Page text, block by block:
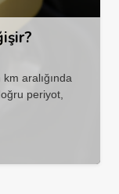
aralığında
periyot,